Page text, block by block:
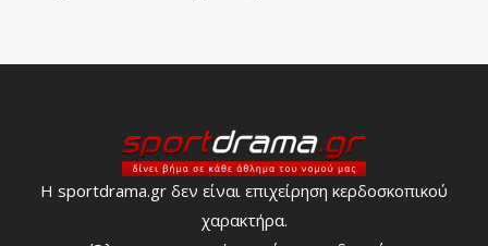
Η sportdrama.gr δεν είναι επιχείρηση κερδοσκοπικού
χαρακτήρα.